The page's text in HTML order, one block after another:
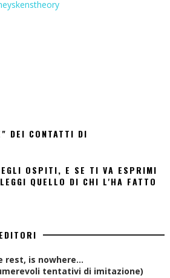
DEI CONTATTI DI
OSPITI, E SE TI VA ESPRIMI
QUELLO DI CHI L'HA FATTO
rest, is nowhere...
tentativi di imitazione)